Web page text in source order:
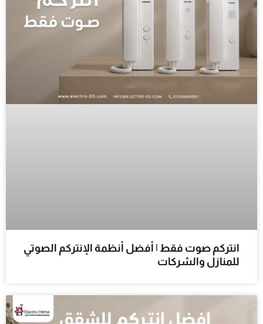
انتركم صوت فقط | أفضل أنظمة الإنتركم الصوتي
للمنازل والشركات